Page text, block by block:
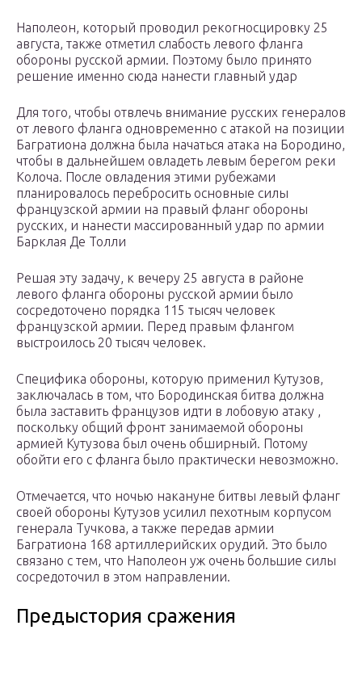
Наполеон, который проводил рекогносцировку 25
августа, также отметил слабость левого фланга
обороны русской армии. Поэтому было принято
решение именно сюда нанести главный удар
Для того, чтобы отвлечь внимание русских генералов
от левого фланга одновременно с атакой на позиции
Багратиона должна была начаться атака на Бородино,
чтобы в дальнейшем овладеть левым берегом реки
Колоча. После овладения этими рубежами
планировалось перебросить основные силы
французской армии на правый фланг обороны
русских, и нанести массированный удар по армии
Барклая Де Толли
Решая эту задачу, к вечеру 25 августа в районе
левого фланга обороны русской армии было
сосредоточено порядка 115 тысяч человек
французской армии. Перед правым флангом
выстроилось 20 тысяч человек.
Специфика обороны, которую применил Кутузов,
заключалась в том, что Бородинская битва должна
была заставить французов идти в лобовую атаку ,
поскольку общий фронт занимаемой обороны
армией Кутузова был очень обширный. Потому
обойти его с фланга было практически невозможно.
Отмечается, что ночью накануне битвы левый фланг
своей обороны Кутузов усилил пехотным корпусом
генерала Тучкова, а также передав армии
Багратиона 168 артиллерийских орудий. Это было
связано с тем, что Наполеон уж очень большие силы
сосредоточил в этом направлении.
Предыстория сражения